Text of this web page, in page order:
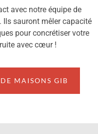
avec notre équipe de
sauront mêler capacité
pour concrétiser votre
avec cœur !
MAISONS GIB